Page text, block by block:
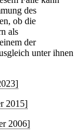
des
ob die
als
der
unter ihnen
2015]
2006]